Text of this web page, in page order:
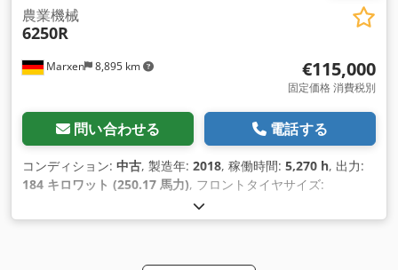
Marxen 8,895 km
農業機械
6250R
€115,000
固定価格 消費税別
問い合わせる 電話する
コンディション: 中古, 製造年: 2018, 稼働時間: 5,270 h, 出力:
184 キロワット (250.17 馬力), フロントタイヤサイズ:
, 後輪タイヤサイズ:710/70R42